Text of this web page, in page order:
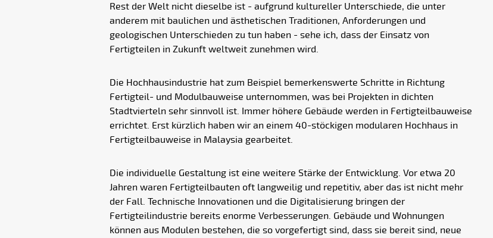
Rest der Welt nicht dieselbe ist - aufgrund kultureller Unterschiede, die unter
anderem mit baulichen und ästhetischen Traditionen, Anforderungen und
geologischen Unterschieden zu tun haben - sehe ich, dass der Einsatz von
Fertigteilen in Zukunft weltweit zunehmen wird.
Die Hochhausindustrie hat zum Beispiel bemerkenswerte Schritte in Richtung
Fertigteil- und Modulbauweise unternommen, was bei Projekten in dichten
Stadtvierteln sehr sinnvoll ist. Immer höhere Gebäude werden in Fertigteilbauweise
errichtet. Erst kürzlich haben wir an einem 40-stöckigen modularen Hochhaus in
Fertigteilbauweise in Malaysia gearbeitet.
Die individuelle Gestaltung ist eine weitere Stärke der Entwicklung. Vor etwa 20
Jahren waren Fertigteilbauten oft langweilig und repetitiv, aber das ist nicht mehr
der Fall. Technische Innovationen und die Digitalisierung bringen der
Fertigteilindustrie bereits enorme Verbesserungen. Gebäude und Wohnungen
können aus Modulen bestehen, die so vorgefertigt sind, dass sie bereit sind, neue